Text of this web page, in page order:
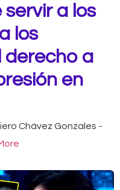
a los
los
derecho a
en
Chávez Gonzales -